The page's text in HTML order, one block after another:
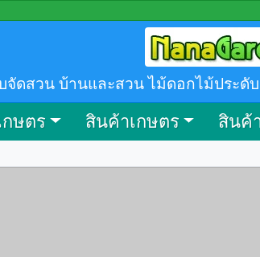
ดสวน บ้านและสวน ไม้ดอกไม้ประ
ษตร สินค้าเกษตร สินค้